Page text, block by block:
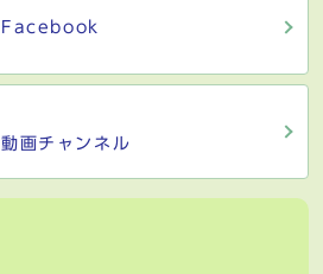
Facebook
画チャンネル